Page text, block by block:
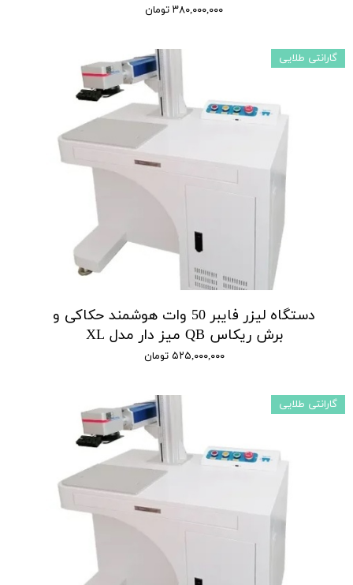
۳۸۰,۰۰۰,۰۰۰ تومان
دستگاه لیزر فایبر 50 وات هوشمند حکاکی و
برش ریکاس QB میز دار مدل XL
۵۲۵,۰۰۰,۰۰۰ تومان
گارانتی طلایی
گارانتی طلایی